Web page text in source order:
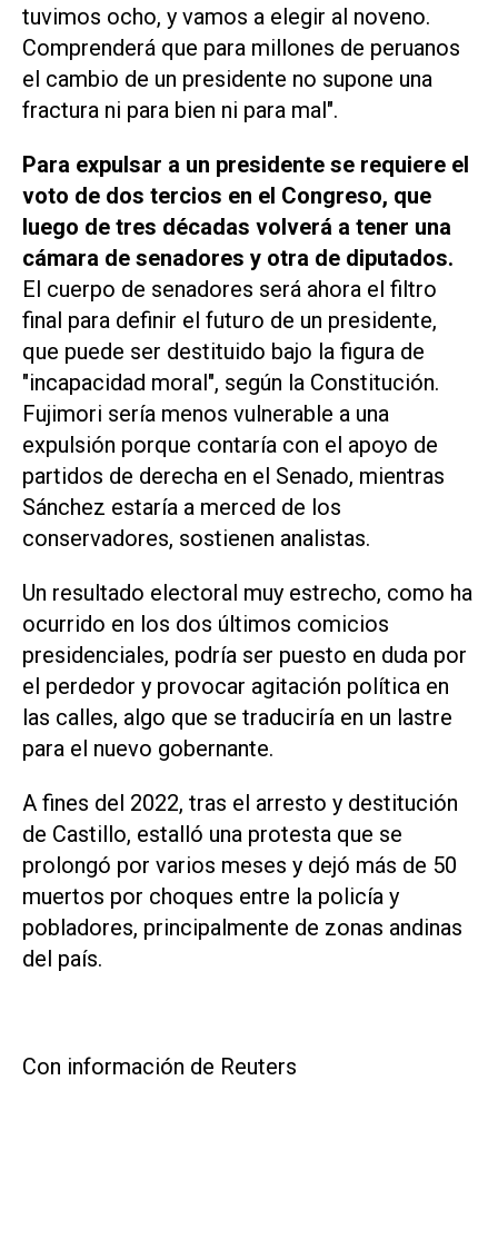
tuvimos ocho, y vamos a elegir al noveno.
Comprenderá que para millones de peruanos
el cambio de un presidente no supone una
fractura ni para bien ni para mal".
Para expulsar a un presidente se requiere el
voto de dos tercios en el Congreso, que
luego de tres décadas volverá a tener una
cámara de senadores y otra de diputados.
El cuerpo de senadores será ahora el filtro
final para definir el futuro de un presidente,
que puede ser destituido bajo la figura de
"incapacidad moral", según ‌la Constitución.
Fujimori sería menos vulnerable a una
expulsión porque contaría con el apoyo de
partidos de derecha en el Senado, mientras
Sánchez estaría a merced de los
conservadores, sostienen analistas.
Un resultado electoral muy estrecho, como ha
ocurrido en los dos últimos comicios
‌presidenciales, podría ser puesto en ⁠duda por
el perdedor y provocar agitación política en
las calles, algo que se traduciría en un lastre
para el nuevo gobernante.
A fines del 2022, tras el arresto y destitución
de ​Castillo, estalló una protesta que se
prolongó por varios meses y dejó más de 50
muertos por choques entre la policía y
pobladores, principalmente de zonas andinas
del país.
Con información de Reuters